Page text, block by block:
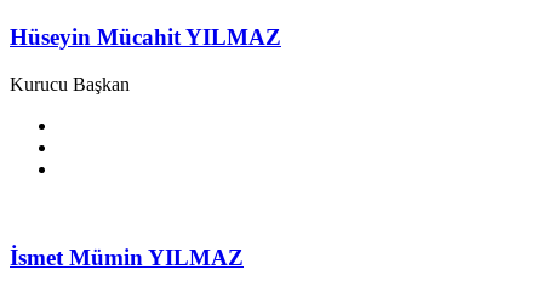
Hüseyin Mücahit YILMAZ
Kurucu Başkan
İsmet Mümin YILMAZ